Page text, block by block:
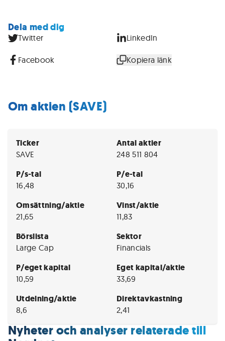
Dela med dig
Twitter LinkedIn
Facebook Kopiera länk
Om aktien (SAVE)
Ticker
SAVE
Antal aktier
248 511 804
P/s-tal
16,48
P/e-tal
30,16
Omsättning/aktie
21,65
Vinst/aktie
11,83
Börslista
Large Cap
Sektor
Financials
P/eget kapital
10,59
Eget kapital/aktie
33,69
Utdelning/aktie
8,6
Direktavkastning
2,41
Nyheter och analyser relaterade till